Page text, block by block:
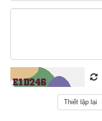
số điện thoại cũng vậy
tuổi của chủ cũ và hợp với
để chọn số tài khoản ngân
đến mới là có phong thủy